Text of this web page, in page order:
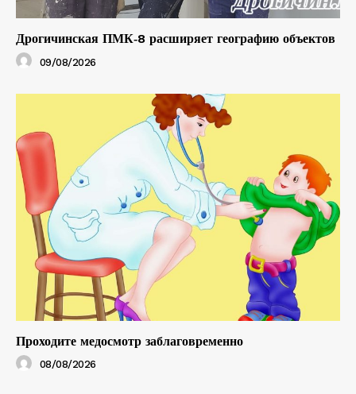
Дрогичинская ПМК‑8 расширяет географию объектов
09/08/2026
Проходите медосмотр заблаговременно
08/08/2026